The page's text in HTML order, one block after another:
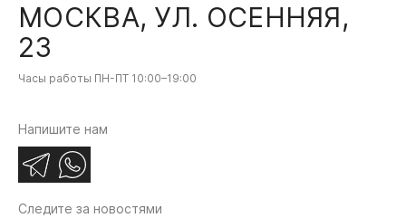
МОСКВА, УЛ. ОСЕННЯЯ,
23
Часы работы ПН-ПТ 10:00–19:00
Напишите нам
Следите за новостями